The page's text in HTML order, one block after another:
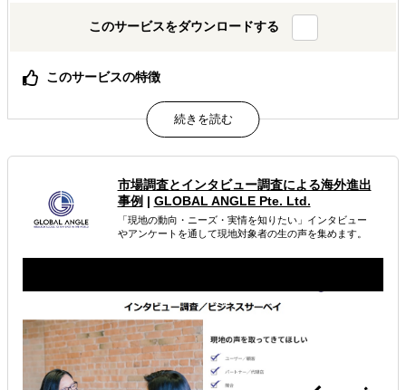
このサービスをダウンロードする
このサービスの特徴
現地語でのちょっとしたリサーチから、法規制関係のリサ
ーチまで、ニーズに合わせたあらゆるリサーチをお手伝い
保証専任コンサルタントが現地 リサーチャーの活動とアウ
ーシングではクオリティ が不安という方も安心して 活用
頂けます。
属するジャンル
海外市場調査・マーケティング
解決できる課題
市場調査とインタビュー調査による海外進出
事例 | GLOBAL ANGLE Pte. Ltd.
「現地の動向・ニーズ・実情を知りたい」インタビュー
やアンケートを通して現地対象者の生の声を集めます。